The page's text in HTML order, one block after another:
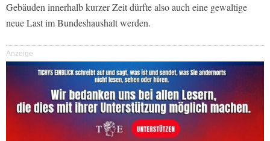
Gebäuden innerhalb kurzer Zeit dürfte also auch eine gewaltige
neue Last im Bundeshaushalt werden.
Anzeige